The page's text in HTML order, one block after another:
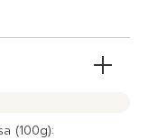
(100g):